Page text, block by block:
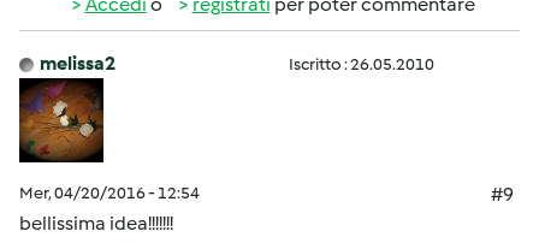
melissa2 Iscritto : 26.05.2010
Mer, 04/20/2016 - 12:54
#9
bellissima idea!!!!!!!